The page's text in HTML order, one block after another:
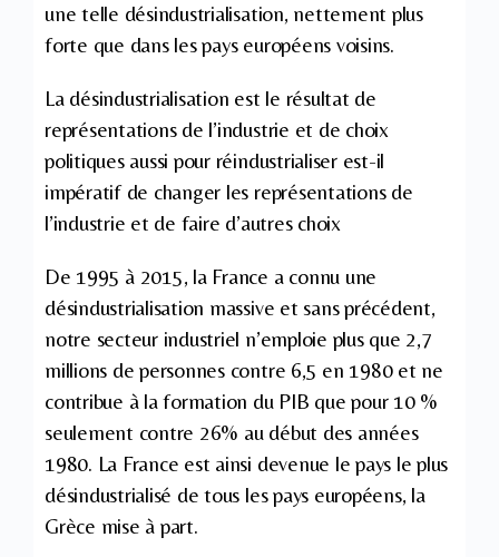
une telle désindustrialisation, nettement plus
forte que dans les pays européens voisins.
La désindustrialisation est le résultat de
représentations de l’industrie et de choix
politiques aussi pour réindustrialiser est-il
impératif de changer les représentations de
l’industrie et de faire d’autres choix
De 1995 à 2015, la France a connu une
désindustrialisation massive et sans précédent,
notre secteur industriel n’emploie plus que 2,7
millions de personnes contre 6,5 en 1980 et ne
contribue à la formation du PIB que pour 10 %
seulement contre 26% au début des années
1980. La France est ainsi devenue le pays le plus
désindustrialisé de tous les pays européens, la
Grèce mise à part.